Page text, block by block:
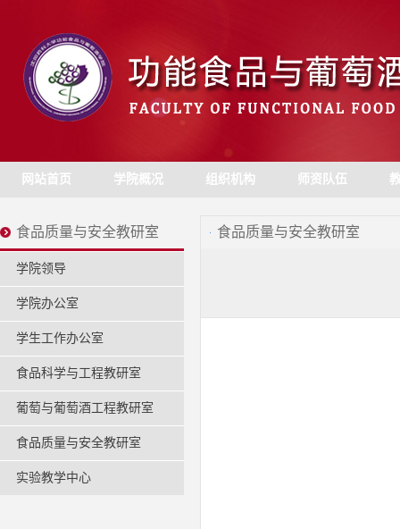
网站首页 学院概况 组织机构 师资队伍
食品质量与安全教研室
学院领导
学院办公室
学生工作办公室
食品科学与工程教研室
葡萄与葡萄酒工程教研室
食品质量与安全教研室
实验教学中心
食品质量与安全教研室